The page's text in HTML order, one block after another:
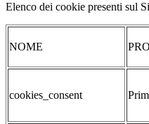
Elenco dei cookie presenti sul
NOME
cookies_consent